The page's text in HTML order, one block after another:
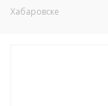
Хабаровске